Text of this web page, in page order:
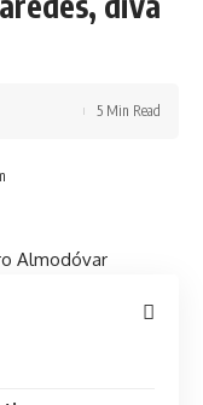
5 Min Read
Almodóvar